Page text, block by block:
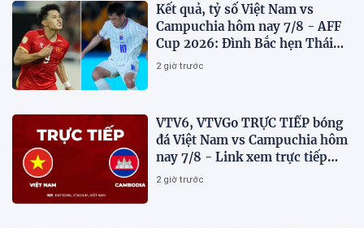
Kết quả, tỷ số Việt Nam vs
Campuchia hôm nay 7/8 - AFF
Cup 2026: Đình Bắc hẹn Thái
Lan ở chung kết?
2 giờ trước
VTV6, VTVGo TRỰC TIẾP bóng
đá Việt Nam vs Campuchia hôm
nay 7/8 - Link xem trực tiếp
AFF Cup 2026 mới nhất
2 giờ trước